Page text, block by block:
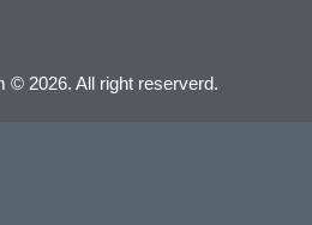
© 2026. All right reserverd.